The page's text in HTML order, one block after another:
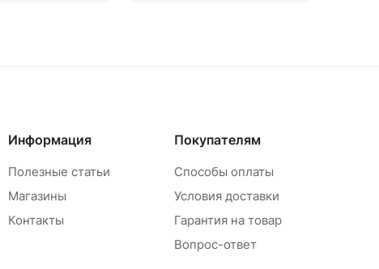
Информация
Полезные статьи
Магазины
Контакты
Покупателям
Способы оплаты
Условия доставки
Гарантия на товар
Вопрос-ответ